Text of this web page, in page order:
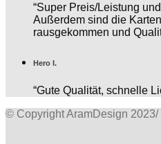
“Super Preis/Leistung
Außerdem sind die
rausgekommen und
Hero I.
“Gute Qualität, schnelle
© Copyright AramDesign 2023/